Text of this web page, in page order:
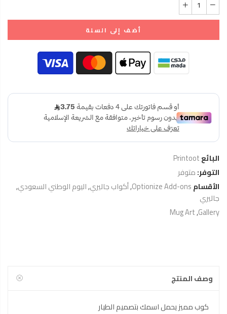
أضف إلى السلة
البائعPrintoot
التوفر:متوفر
الأقسامOptionize Add-ons
,أكواب جاليري,اليوم الوطني السعودي,
جاليري
Gallery
,
Mug Art
وصف المنتج
كوب مميز يحمل اسمك بتصميم الطيار